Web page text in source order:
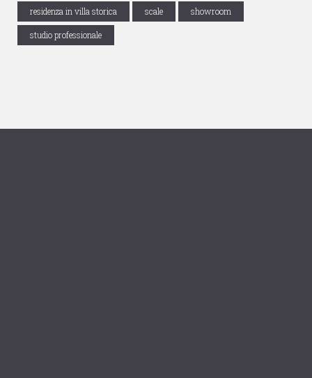
residenza in villa storica scale showroom
studio professionale